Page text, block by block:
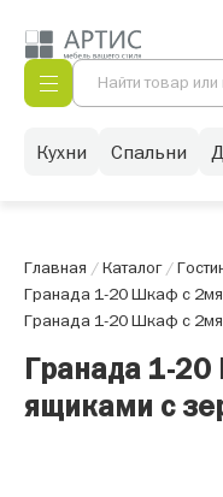
Кухни Спальни
Главная /Каталог/
Гранада 1-20 Шкаф с
Гранада 1-20 Шкаф с
Гранада 1-
ящиками с